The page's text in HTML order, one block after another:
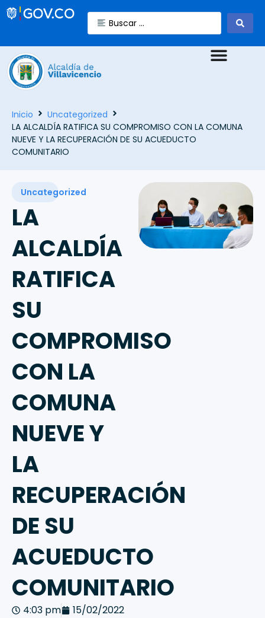
Inicio
Uncategorized
LA ALCALDÍA RATIFICA SU COMPROMISO CON LA COMUNA
NUEVE Y LA RECUPERACIÓN DE SU ACUEDUCTO
COMUNITARIO
Uncategorized
LA
ALCALDÍA
RATIFICA
SU
COMPROMISO
CON LA
COMUNA
NUEVE Y
LA
RECUPERACIÓN
DE SU
ACUEDUCTO
COMUNITARIO
4:03 pm 15/02/2022